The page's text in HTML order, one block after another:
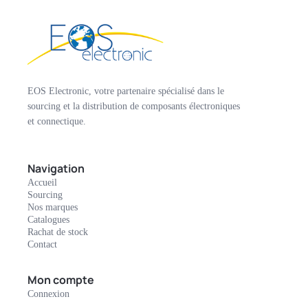
EOS Electronic, votre partenaire spécialisé dans le
sourcing et la distribution de composants électroniques
et connectique.
Navigation
Accueil
Sourcing
Nos marques
Catalogues
Rachat de stock
Contact
Mon compte
Connexion